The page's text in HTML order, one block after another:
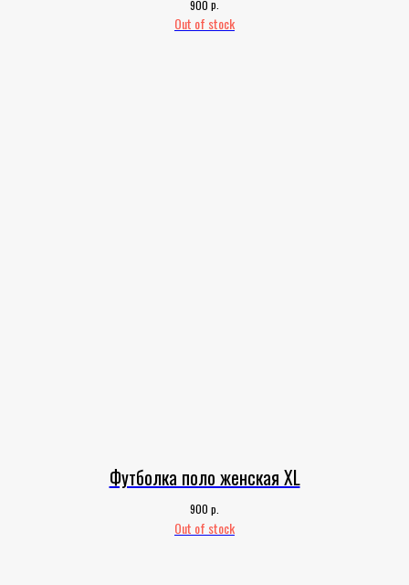
900 р.
Out of stock
Футболка поло женская XL
900 р.
Out of stock